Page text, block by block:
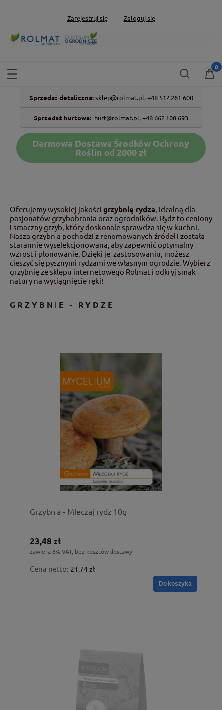
Zarejestruj się Zaloguj się
Sprzedaż detaliczna: sklep@rolmat.pl, +48 512 261 600
Sprzedaż hurtowa: hurt@rolmat.pl,+48 662 108 693
Darmowa Dostawa Środków Ochrony
Roślin od 2000 zł
Oferujemy wysokiej jakości grzybnię rydza , idealną dla
pasjonatów grzybobrania oraz ogrodników. Rydz to ceniony
i smaczny grzyb, który doskonale sprawdza się w kuchni.
Nasza grzybnia pochodzi z renomowanych źródeł i została
starannie wyselekcjonowana, aby zapewnić optymalny
wzrost i plonowanie. Dzięki jej zastosowaniu, możesz
cieszyć się pysznymi rydzami we własnym ogrodzie. Wybierz
grzybnię ze sklepu internetowego Rolmat i odkryj smak
natury na wyciągnięcie ręki!
GRZYBNIE - RYDZE
Grzybnia - Mleczaj rydz 10g
23,48 zł
zawiera 8% VAT, bez kosztów dostawy
Cena netto: 21,74 zł
Do koszyka